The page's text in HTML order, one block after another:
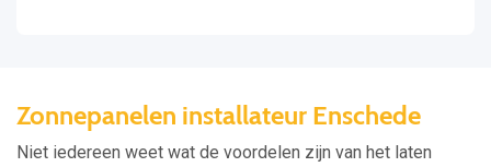
Zonnepanelen installateur Enschede
Niet iedereen weet wat de voordelen zijn van het laten